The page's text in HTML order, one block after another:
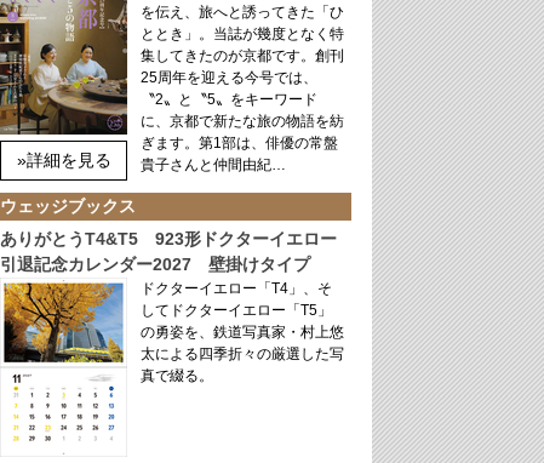
»詳細を見る
を伝え、旅へと誘ってきた「ひ
ととき」。当誌が幾度となく特
集してきたのが京都です。創刊
25周年を迎える今号では、
〝2〟と〝5〟をキーワード
に、京都で新たな旅の物語を紡
ぎます。第1部は、俳優の常盤
貴子さんと仲間由紀…
ウェッジブックス
ありがとうT4&T5 923形ドクターイエロー
引退記念カレンダー2027 壁掛けタイプ
ドクターイエロー「T4」、そ
してドクターイエロー「T5」
の勇姿を、鉄道写真家・村上悠
太による四季折々の厳選した写
真で綴る。